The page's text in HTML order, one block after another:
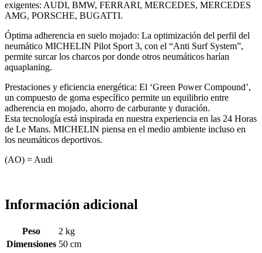
exigentes: AUDI, BMW, FERRARI, MERCEDES, MERCEDES
AMG, PORSCHE, BUGATTI.
Óptima adherencia en suelo mojado: La optimización del perfil del
neumático MICHELIN Pilot Sport 3, con el “Anti Surf System”,
permite surcar los charcos por donde otros neumáticos harían
aquaplaning.
Prestaciones y eficiencia energética: El ‘Green Power Compound’,
un compuesto de goma específico permite un equilibrio entre
adherencia en mojado, ahorro de carburante y duración.
Esta tecnología está inspirada en nuestra experiencia en las 24 Horas
de Le Mans. MICHELIN piensa en el medio ambiente incluso en
los neumáticos deportivos.
(AO) = Audi
Información adicional
Peso
2 kg
Dimensiones 50 cm